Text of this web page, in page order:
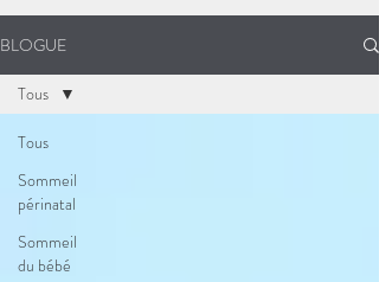
BLOGUE
Tous
Sommeil
périnatal
Sommeil
du bébé
Tous